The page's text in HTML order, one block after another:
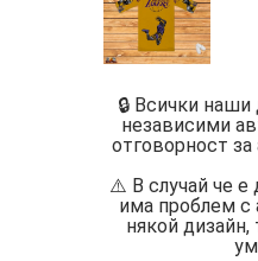
🔒 Всички наши
независими
отговорност
⚠️ В случай че е
има проблем с
някой дизайн,